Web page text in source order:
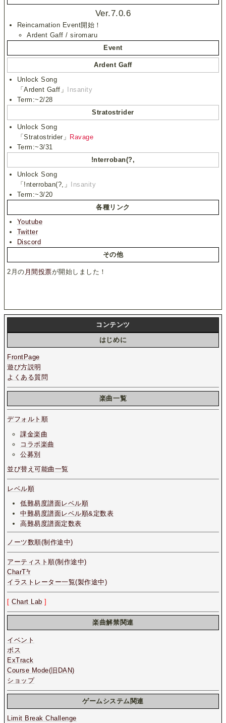
Ver.7.0.6
Reincarnation Event開始！
Ardent Gaff / siromaru
Event
Ardent Gaff
Unlock Song
「Ardent Gaff」
Insanity
Term:~2/28
Stratostrider
Unlock Song
「Stratostrider」 Ravage
Term:~3/31
!nterroban(?,
Unlock Song
「!nterroban(?,」
Insanity
Term:~3/20
各種リンク
Youtube
Twitter
Discord
その他
2月の 月間投票が開始しました！
コンテンツ
はじめに
FrontPage
遊び方説明
よくある質問
楽曲一覧
デフォルト順
課金楽曲
コラボ楽曲
公募別
並び替え可能曲一覧
レベル順
低難易度譜面レベル順
中難易度譜面レベル順&定数表
高難易度譜面定数表
ノーツ数順(制作途中)
アーティスト順(制作途中)
CharT³r
イラストレーター一覧(製作途中)
[Chart Lab ]
楽曲解禁関連
イベント
ボス
ExTrack
Course Mode(旧DAN)
ショップ
ゲームシステム関連
Limit Break Challenge